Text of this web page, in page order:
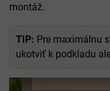
montáž.
TIP: Pre maximálnu
ukotviť k podkladu